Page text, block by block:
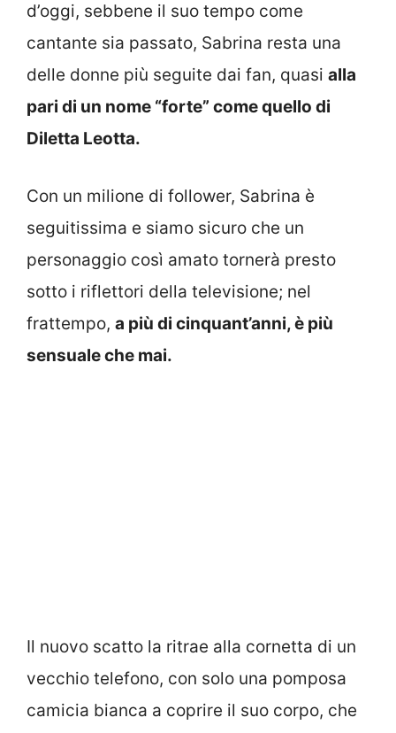
d’oggi, sebbene il suo tempo come
cantante sia passato, Sabrina resta una
delle donne più seguite dai fan, quasi alla
pari di un nome “forte” come quello di
Diletta Leotta.
Con un milione di follower, Sabrina è
seguitissima e siamo sicuro che un
personaggio così amato tornerà presto
sotto i riflettori della televisione; nel
frattempo, a più di cinquant’anni, è più
sensuale che mai.
Il nuovo scatto la ritrae alla cornetta di un
vecchio telefono, con solo una pomposa
camicia bianca a coprire il suo corpo, che